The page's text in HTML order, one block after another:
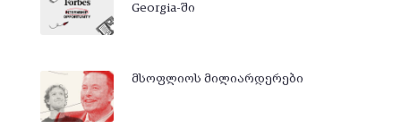
Georgia-ში
მსოფლიოს მილიარდერები